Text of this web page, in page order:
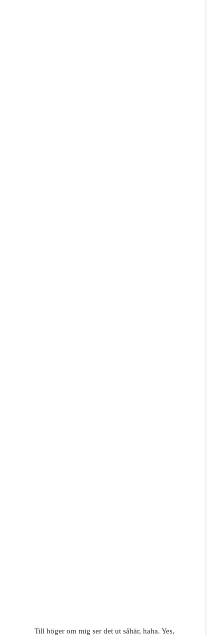
Till höger om mig ser det ut såhär, haha. Yes,